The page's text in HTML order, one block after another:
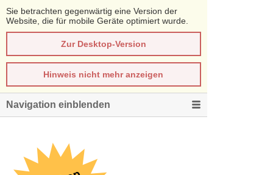
Sie betrachten gegenwärtig eine Version der
Website, die für mobile Geräte optimiert wurde.
Zur Desktop-Version
Hinweis nicht mehr anzeigen
Navigation einblenden